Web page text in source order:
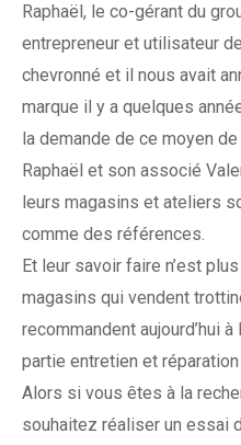
Raphaël, le co-gérant du
entrepreneur et utilisateur
chevronné et il nous avait
marque il y a quelques
la demande de ce moyen
Raphaël et son associé
leurs magasins et ateliers
comme des références.
Et leur savoir faire n’est
magasins qui vendent
recommandent aujourd’hui
partie entretien et réparation
Alors si vous êtes à la
souhaitez réaliser un essai